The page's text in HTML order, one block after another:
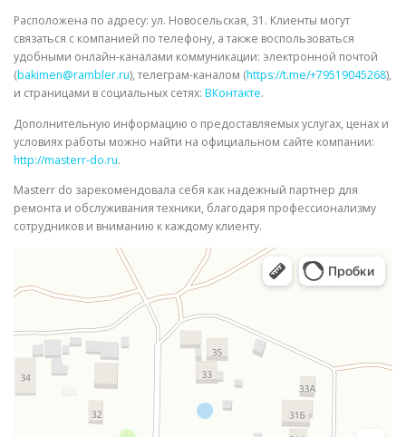
Расположена по адресу: ул. Новосельская, 31. Клиенты могут
связаться с компанией по телефону, а также воспользоваться
удобными онлайн-каналами коммуникации: электронной почтой
(bakimen@rambler.ru), телеграм-каналом (https://t.me/+79519045268),
и страницами в социальных сетях: ВКонтакте.
Дополнительную информацию о предоставляемых услугах, ценах и
условиях работы можно найти на официальном сайте компании:
http://masterr-do.ru.
Masterr do зарекомендовала себя как надежный партнер для
ремонта и обслуживания техники, благодаря профессионализму
сотрудников и вниманию к каждому клиенту.